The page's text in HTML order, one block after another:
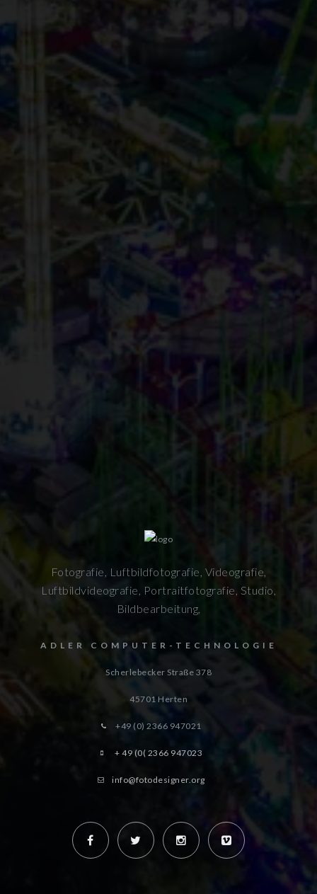
Fotografie, Luftbildfotografie, Videografie,
Luftbildvideografie, Portraitfotografie, Studio,
Bildbearbeitung,
ADLER COMPUTER-TECHNOLOGIE
Scherlebecker Straße 378
45701 Herten
+49 (0) 2366 947021
+ 49 (0( 2366 947023
info@fotodesigner.org